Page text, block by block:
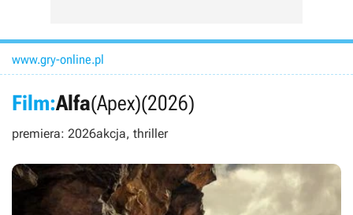
www.gry-online.pl
Film:Alfa(Apex)(2026)
premiera: 2026akcja, thriller